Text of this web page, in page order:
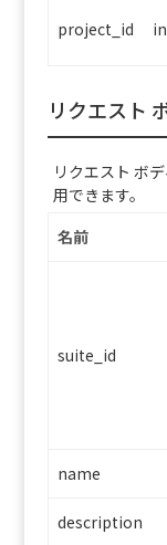
project_id
リクエスト
リクエスト ボ
用できます。
名前
suite_id
name
description